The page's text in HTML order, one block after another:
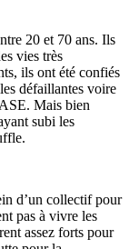
20 et 70 ans. Ils
vies très
ils ont été confiés
défaillantes voire
Mais bien
subi les
d’un collectif pour
pas à vivre les
assez forts pour